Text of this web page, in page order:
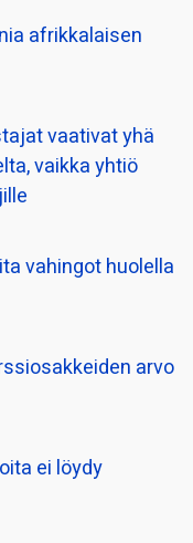
afrikkalaisen
vaativat yhä
vaikka yhtiö
vahingot huolella
arvo
ei löydy